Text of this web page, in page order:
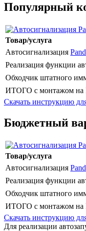
Популярный
Товар/услуга
Автосигнализация
Реализация функции
Обходчик штатного
ИТОГО с монтажом на
Скачать инструкцию
Бюджетный
Товар/услуга
Автосигнализация
Реализация функции
Обходчик штатного
ИТОГО с монтажом на
Скачать инструкцию
Для реализации